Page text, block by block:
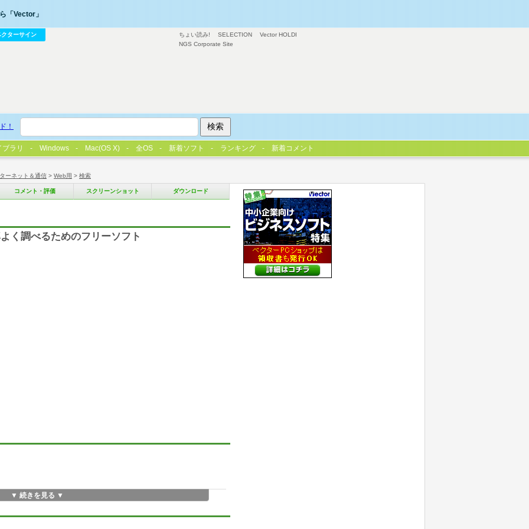
ーネット＆通信 > Web用 > 検索
コメント・評価 スクリーンショット ダウンロード
く調べるためのフリーソフト
▼ 続きを見る ▼
ちょい読み! SELECTION
Vector HOLDI
NGS Corporate Site
「Vector」
クターサイン
！
ブラリ Windows Mac(OS X) 全OS 新着ソフト ランキング 新着コメント